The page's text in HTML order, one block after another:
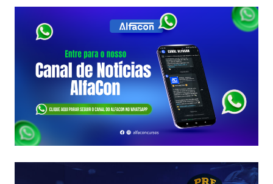
PA
COMISSÃO
ORGANIZADORA
FORMADA!
VEJA
VAGAS,
SALÁRIOS
DO